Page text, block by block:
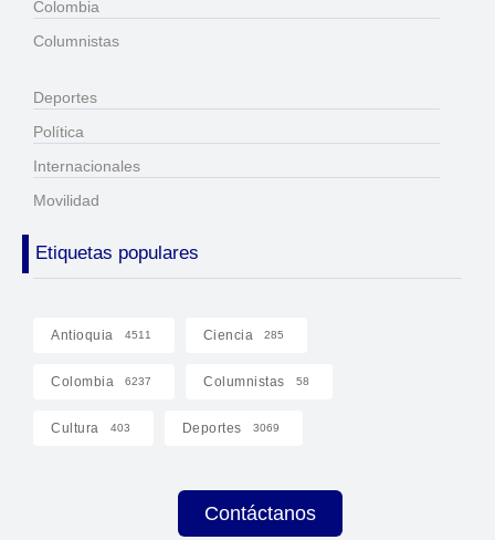
Colombia
Columnistas
Deportes
Política
Internacionales
Movilidad
Etiquetas populares
Antioquia 4511 Ciencia 285
Colombia 6237 Columnistas 58
Cultura 403 Deportes 3069
Contáctanos